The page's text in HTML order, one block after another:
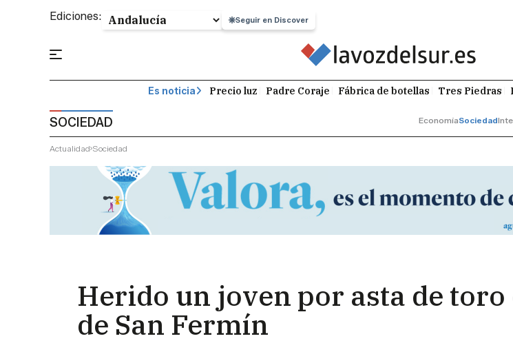
Ediciones: Seguir en Discover
Es noticia Precio luz Padre Coraje Fábrica de botellas Tres Piedras
SOCIEDAD EconomíaSociedad
Actualidad Sociedad
Herido un joven por asta de
de San Fermín